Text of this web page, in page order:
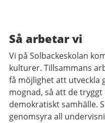
Så arbetar vi
Vi på Solbackeskolan
kulturer. Tillsammans
få möjlighet att utveckla
mognad, så att de
demokratiskt samhälle.
genomsyra all